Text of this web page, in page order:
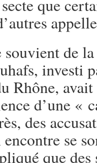
que
souvient de
investi
Rhône, avait
d’une «
des
se
que